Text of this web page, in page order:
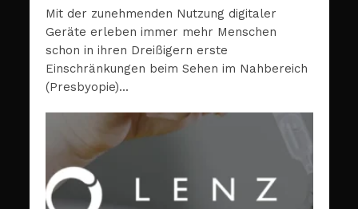
Mit der zunehmenden Nutzung digitaler
Geräte erleben immer mehr Menschen
schon in ihren Dreißigern erste
Einschränkungen beim Sehen im Nahbereich
(Presbyopie)...